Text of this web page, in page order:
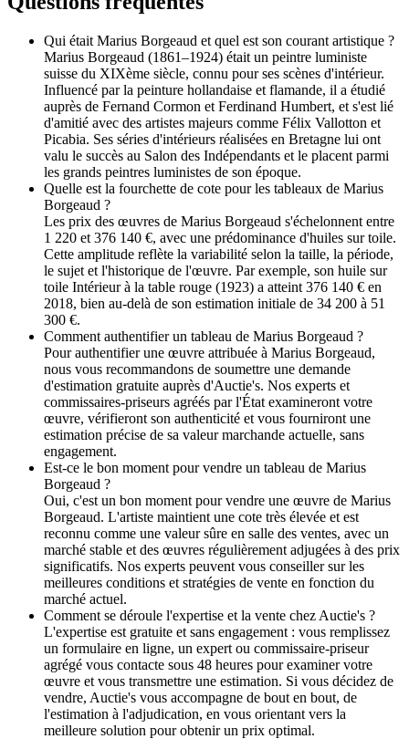
Qui était Marius Borgeaud et quel est son courant artistique ?
Marius Borgeaud (1861–1924) était un peintre luministe
suisse du XIXème siècle, connu pour ses scènes d'intérieur.
Influencé par la peinture hollandaise et flamande, il a étudié
auprès de Fernand Cormon et Ferdinand Humbert, et s'est lié
d'amitié avec des artistes majeurs comme Félix Vallotton et
Picabia. Ses séries d'intérieurs réalisées en Bretagne lui ont
valu le succès au Salon des Indépendants et le placent parmi
les grands peintres luministes de son époque.
Quelle est la fourchette de cote pour les tableaux de Marius
Borgeaud ?
Les prix des œuvres de Marius Borgeaud s'échelonnent entre
1 220 et 376 140 €, avec une prédominance d'huiles sur toile.
Cette amplitude reflète la variabilité selon la taille, la période,
le sujet et l'historique de l'œuvre. Par exemple, son huile sur
toile Intérieur à la table rouge (1923) a atteint 376 140 € en
2018, bien au-delà de son estimation initiale de 34 200 à 51
300 €.
Comment authentifier un tableau de Marius Borgeaud ?
Pour authentifier une œuvre attribuée à Marius Borgeaud,
nous vous recommandons de soumettre une demande
d'estimation gratuite auprès d'Auctie's. Nos experts et
commissaires-priseurs agréés par l'État examineront votre
œuvre, vérifieront son authenticité et vous fourniront une
estimation précise de sa valeur marchande actuelle, sans
engagement.
Est-ce le bon moment pour vendre un tableau de Marius
Borgeaud ?
Oui, c'est un bon moment pour vendre une œuvre de Marius
Borgeaud. L'artiste maintient une cote très élevée et est
reconnu comme une valeur sûre en salle des ventes, avec un
marché stable et des œuvres régulièrement adjugées à des prix
significatifs. Nos experts peuvent vous conseiller sur les
meilleures conditions et stratégies de vente en fonction du
marché actuel.
Comment se déroule l'expertise et la vente chez Auctie's ?
L'expertise est gratuite et sans engagement : vous remplissez
un formulaire en ligne, un expert ou commissaire-priseur
agrégé vous contacte sous 48 heures pour examiner votre
œuvre et vous transmettre une estimation. Si vous décidez de
vendre, Auctie's vous accompagne de bout en bout, de
l'estimation à l'adjudication, en vous orientant vers la
meilleure solution pour obtenir un prix optimal.